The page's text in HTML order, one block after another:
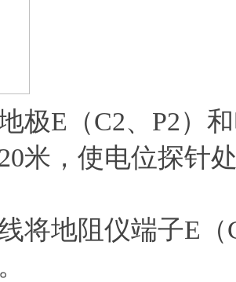
极E（C2、P2）
米，使电位探针
将地阻仪端子E